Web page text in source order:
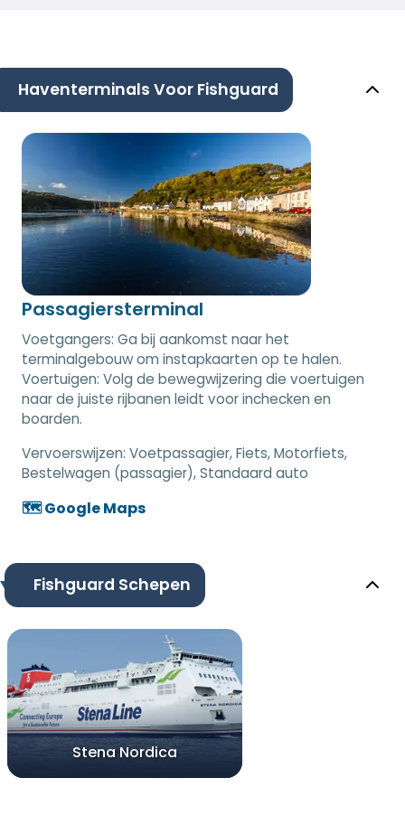
Haventerminals Voor Fishguard
Passagiersterminal
Voetgangers: Ga bij aankomst naar het
terminalgebouw om instapkaarten op te halen.
Voertuigen: Volg de bewegwijzering die voertuigen
naar de juiste rijbanen leidt voor inchecken en
boarden.
Vervoerswijzen: Voetpassagier, Fiets, Motorfiets,
Bestelwagen (passagier), Standaard auto
🗺️ Google Maps
Fishguard Schepen
Stena Nordica